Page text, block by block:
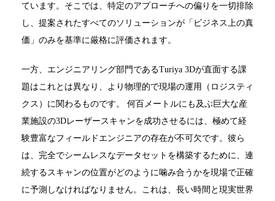
ています。そこでは、特定のアプローチへの偏りを一切排除
し、提案されたすべてのソリューションが「ビジネス上の真
価」のみを基準に厳格に評価されます。
一方、エンジニアリング部門であるTuriya 3Dが直面する課
題はこれとは異なり、より物理的で現場の運用（ロジスティ
クス）に関わるものです。 何百メートルにも及ぶ巨大な産
業施設の3Dレーザースキャンを成功させるには、極めて経
験豊富なフィールドエンジニアの存在が不可欠です。彼ら
は、完全でシームレスなデータセットを構築するために、連
続するスキャンの位置がどのように噛み合うかを現場で正確
に予測しなければなりません。これは、長い時間と現実世界